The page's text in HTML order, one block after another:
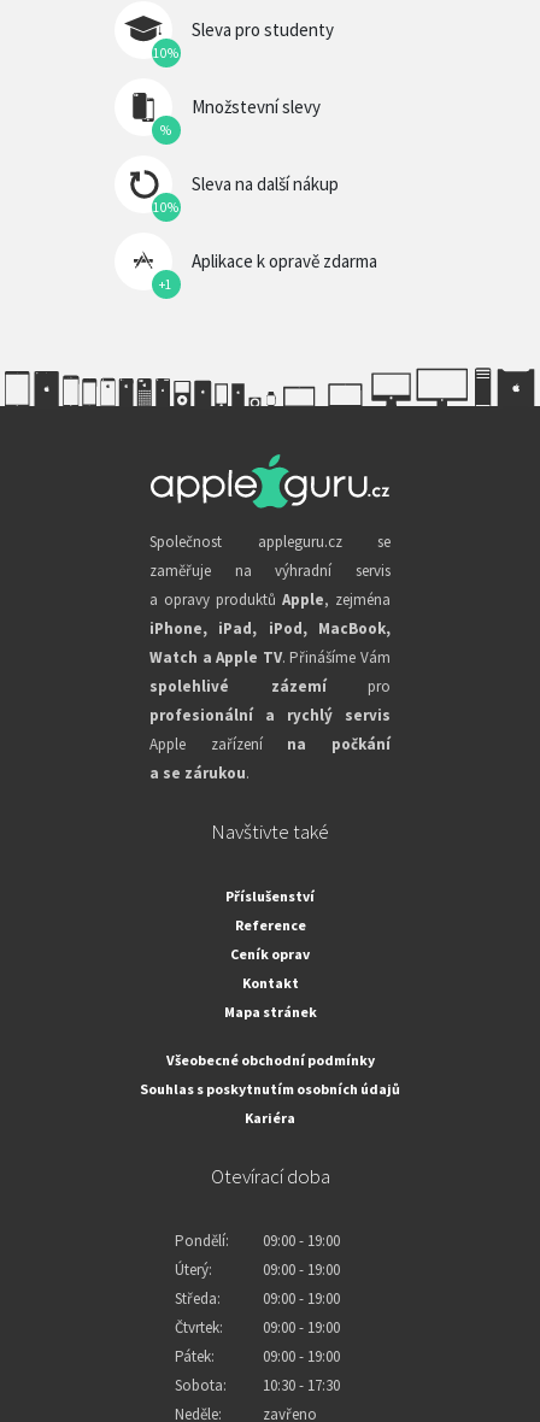
10%
Sleva pro studenty
%
Množstevní slevy
10%
Sleva na další nákup
+1
Aplikace k opravě zdarma
Společnost appleguru.cz se
zaměřuje na výhradní servis
a opravy produktů Apple, zejména
iPhone, iPad, iPod, MacBook,
Watch a Apple TV. Přinášíme Vám
spolehlivé zázemípro
profesionální a rychlý servis
Apple zařízení na počkání
a se zárukou.
Navštivte také
Příslušenství
Reference
Ceník oprav
Kontakt
Mapa stránek
Všeobecné obchodní podmínky
Souhlas s poskytnutím osobních údajů
Kariéra
Otevírací doba
Pondělí:
09:00 - 19:00
Úterý:
09:00 - 19:00
Středa:
09:00 - 19:00
Čtvrtek:
09:00 - 19:00
Pátek:
09:00 - 19:00
Sobota:
10:30 - 17:30
Neděle:
zavřeno